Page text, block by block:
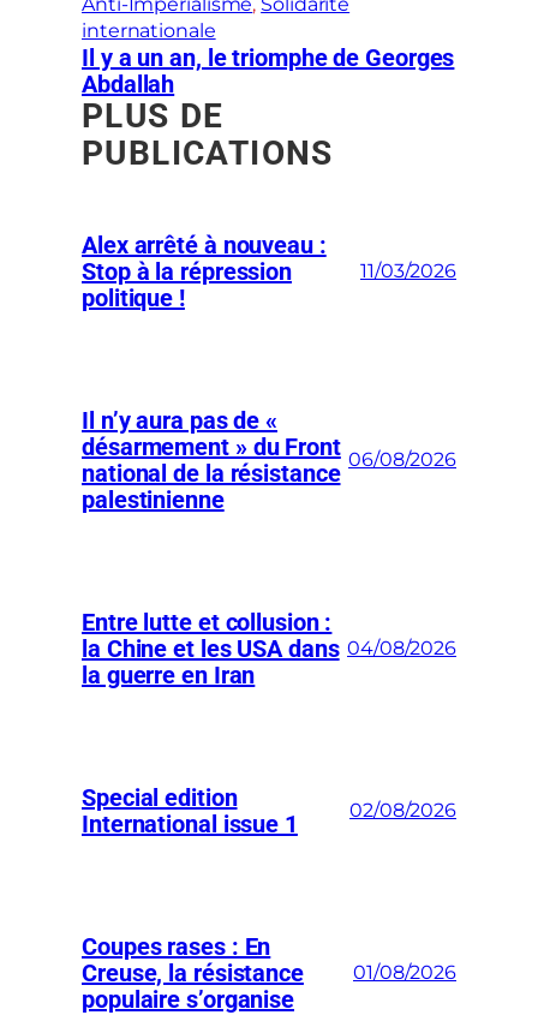
internationale
Il y a un an, le triomphe de Georges
Abdallah
PLUS DE
PUBLICATIONS
Alex arrêté à nouveau :
Stop à la répression
politique !
11/03/2026
Il n’y aura pas de «
désarmement » du Front
national de la résistance
palestinienne
06/08/2026
Entre lutte et collusion :
la Chine et les USA dans
la guerre en Iran
04/08/2026
Special edition
International issue 1
02/08/2026
Coupes rases : En
Creuse, la résistance
populaire s’organise
01/08/2026